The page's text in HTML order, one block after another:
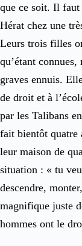
que ce soit. Il faut
Hérat chez une
Leurs trois filles
qu’étant
graves ennuis.
de droit et à
par les Talibans
fait bientôt quatre
leur maison de
situation : « tu
descendre,
magnifique juste
hommes ont le